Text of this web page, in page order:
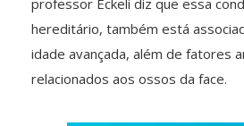
hereditário, também está
idade avançada, além de fatores
relacionados aos ossos da face.